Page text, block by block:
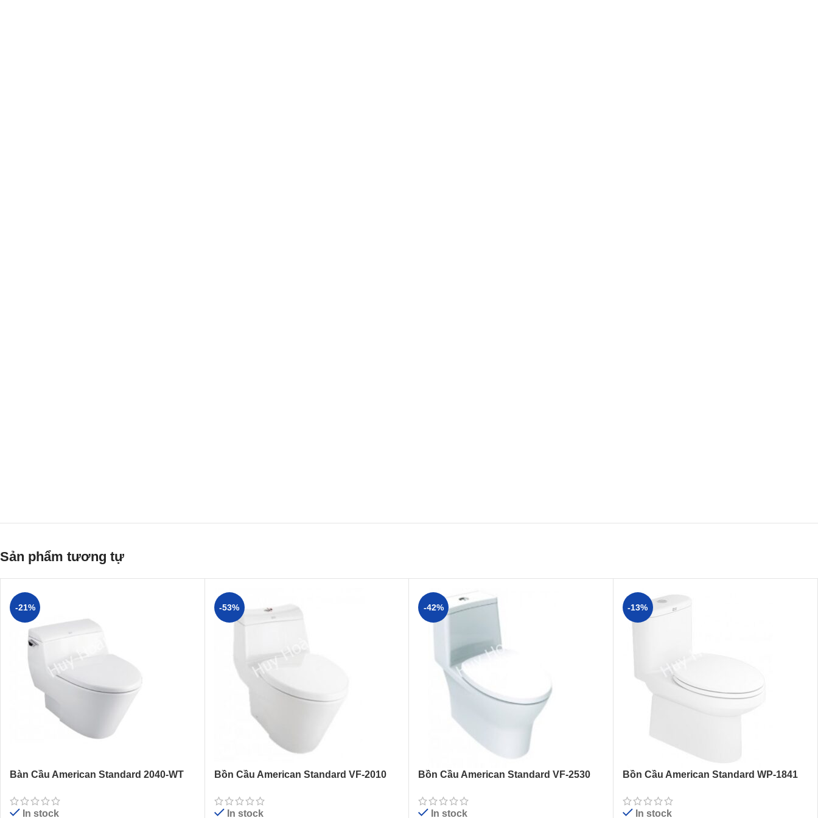
Sản phẩm tương tự
-21%
Bàn Cầu American Standard 2040-WT
In stock
-53%
Bồn Cầu American Standard VF-2010
In stock
-42%
Bồn Cầu American Standard VF-2530
In stock
-13%
Bồn Cầu American Standard WP-1841
In stock